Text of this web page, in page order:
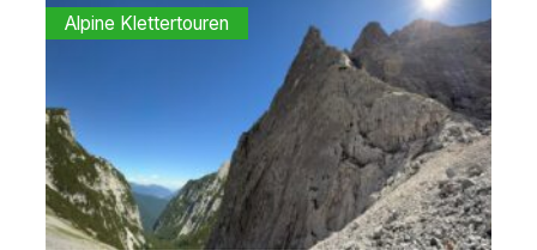
Alpine Klettertouren